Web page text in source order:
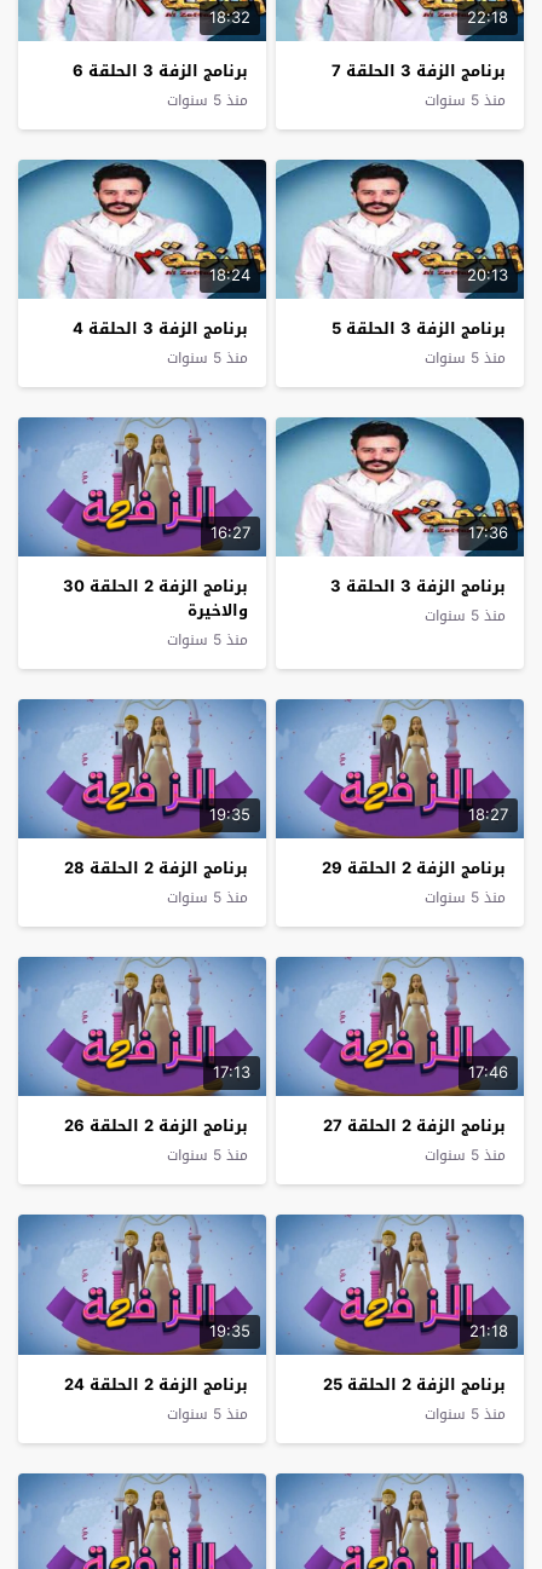
22:18
برنامج الزفة 3 الحلقة 7
منذ 5 سنوات
18:32
برنامج الزفة 3 الحلقة 6
منذ 5 سنوات
20:13
برنامج الزفة 3 الحلقة 5
منذ 5 سنوات
18:24
برنامج الزفة 3 الحلقة 4
منذ 5 سنوات
17:36
برنامج الزفة 3 الحلقة 3
منذ 5 سنوات
16:27
برنامج الزفة 2 الحلقة 30
والاخيرة
منذ 5 سنوات
18:27
برنامج الزفة 2 الحلقة 29
منذ 5 سنوات
19:35
برنامج الزفة 2 الحلقة 28
منذ 5 سنوات
17:46
برنامج الزفة 2 الحلقة 27
منذ 5 سنوات
17:13
برنامج الزفة 2 الحلقة 26
منذ 5 سنوات
21:18
برنامج الزفة 2 الحلقة 25
منذ 5 سنوات
19:35
برنامج الزفة 2 الحلقة 24
منذ 5 سنوات